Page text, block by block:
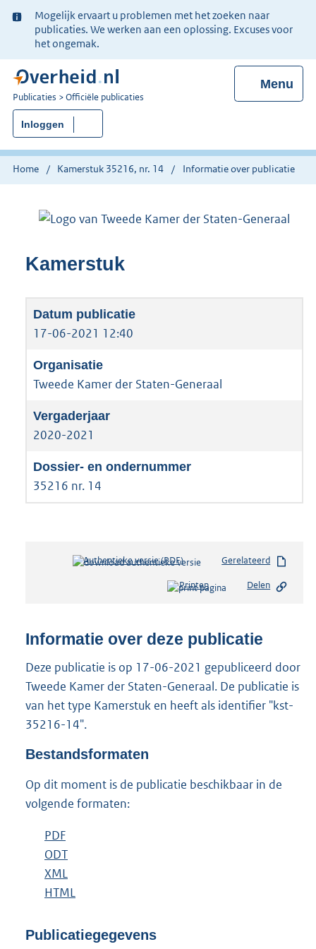
Ter
informatie:
Mogelijk ervaart u problemen met het zoeken naar
publicaties. We werken aan een oplossing. Excuses voor
het ongemak.
Menu
U
bent
nu
hier:
Publicaties Officiële publicaties
Inloggen
Home Kamerstuk 35216, nr. 14 Informatie over publicatie
Kamerstuk
17-06-2021 12:40
Tweede Kamer der Staten-Generaal
2020-2021
35216 nr. 14
Authentieke versie (PDF)b
s
s
r
o
:
Gerelateerd
Printen Delen
Informatie over deze publicatie
Deze publicatie is op 17-06-2021 gepubliceerd door
Tweede Kamer der Staten-Generaal. De publicatie is
van het type Kamerstuk en heeft als identifier "kst-
35216-14".
Bestandsformaten
Op dit moment is de publicatie beschikbaar in de
volgende formaten:
D
o
w
n
o
PDF
e
s
t
n
D
o
w
l
ODT
s
a
D
o
n
XML
e
t
D
w
HTML
s
Publicatiegegevens